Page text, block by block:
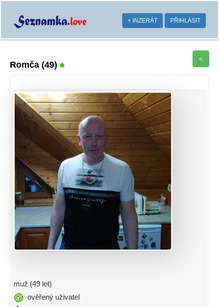
+ INZERÁT PŘIHLÁSIT
Romča (49)
<
muž (49 let)
ověřený uživatel